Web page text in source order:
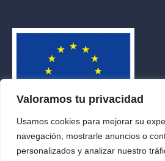
Valoramos tu privacidad
Usamos cookies para mejorar su
navegación, mostrarle anuncios o
personalizados y analizar nuestro